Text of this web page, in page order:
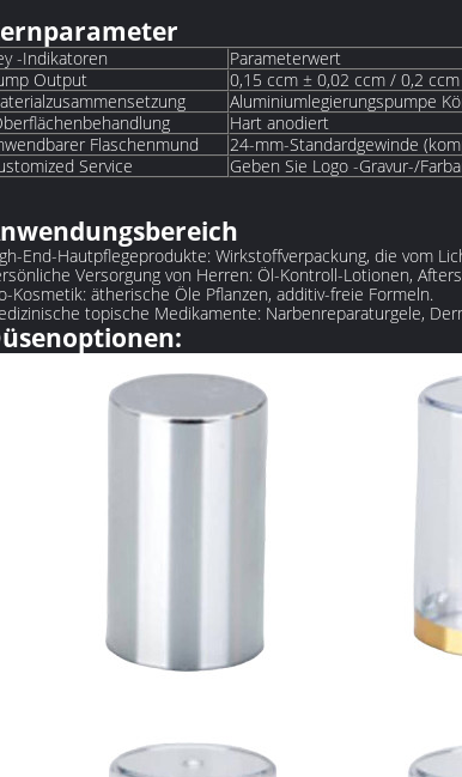
-Indikatoren‌
‌Parameterwert
Output‌
0,15 ccm ± 0,02 ccm / 0,2
Aluminiumlegierungspumpe
Hart anodiert
Flaschenmund
24-mm-Standardgewinde
Service
Geben Sie Logo -Gravur-/
End-Hautpflegeprodukte: Wirkstoffverpackung, die vom
Versorgung von Herren: Öl-Kontroll-Lotionen,
Kosmetik: ätherische Öle Pflanzen, additiv-freie Formeln.
topische Medikamente: Narbenreparaturgele,